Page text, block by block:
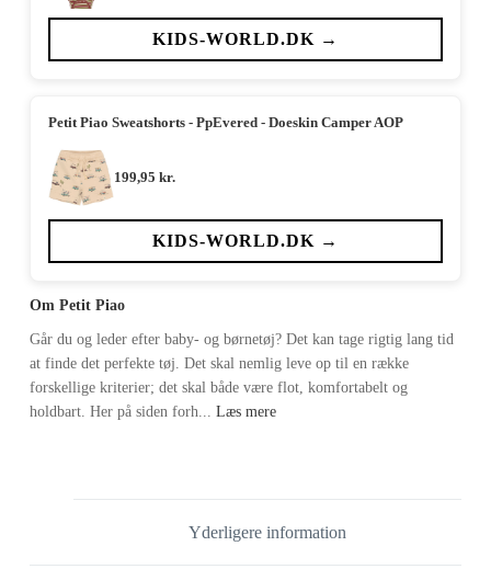
KIDS-WORLD.DK →
Petit Piao Sweatshorts - PpEvered - Doeskin Camper AOP
199,95 kr.
KIDS-WORLD.DK →
Om Petit Piao
Går du og leder efter baby- og børnetøj? Det kan tage rigtig lang tid
at finde det perfekte tøj. Det skal nemlig leve op til en række
forskellige kriterier; det skal både være flot, komfortabelt og
holdbart. Her på siden forh... Læs mere
Yderligere information